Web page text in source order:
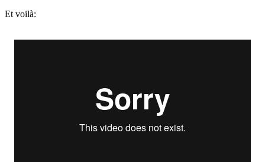
Et voilà: